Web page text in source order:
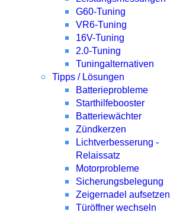
G60-Tuning
VR6-Tuning
16V-Tuning
2.0-Tuning
Tuningalternativen
Tipps / Lösungen
Batterieprobleme
Starthilfebooster
Batteriewächter
Zündkerzen
Lichtverbesserung -
Relaissatz
Motorprobleme
Sicherungsbelegung
Zeigernadel aufsetzen
Türöffner wechseln